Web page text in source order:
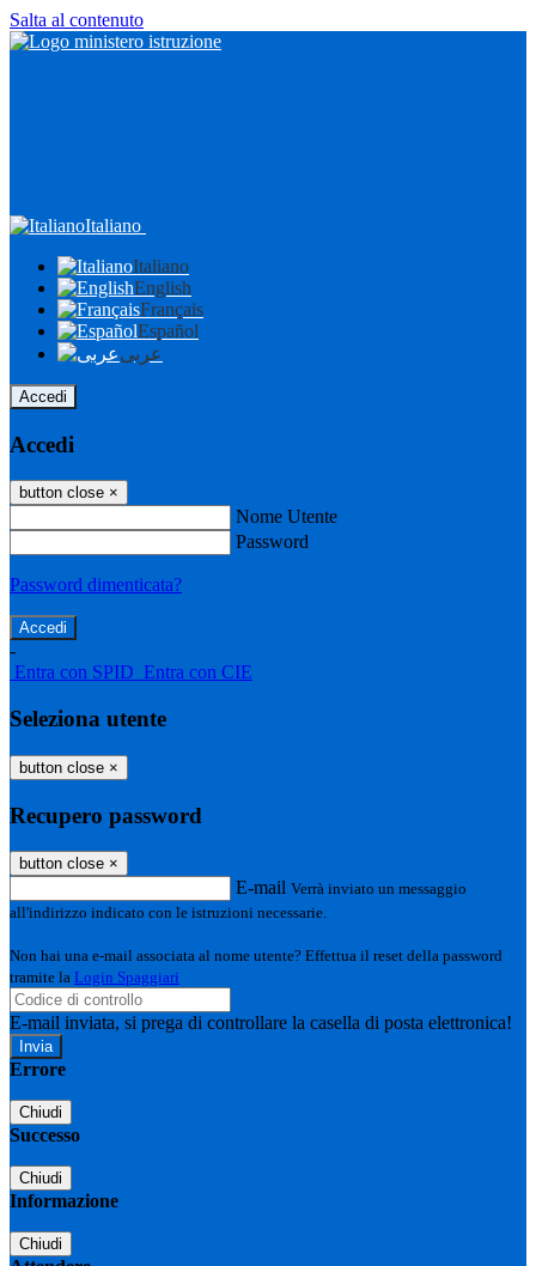
Salta al contenuto
Italiano
Italiano
English
Français
Español
عربى
Accedi
Accedi
button close ×
Nome Utente
Password
Password dimenticata?
-
Entra con SPID Entra con CIE
Seleziona utente
button close ×
Recupero password
button close ×
E-mail Verrà inviato un messaggio
all'indirizzo indicato con le istruzioni necessarie.
Non hai una e-mail associata al nome utente? Effettua il reset della password
tramite la Login Spaggiari
E-mail inviata, si prega di controllare la casella di posta elettronica!
Errore
Chiudi
Successo
Chiudi
Informazione
Chiudi